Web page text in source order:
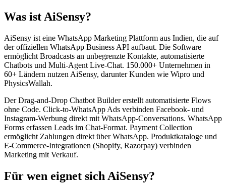
Was ist AiSensy?
AiSensy ist eine WhatsApp Marketing Plattform aus Indien, die auf
der offiziellen WhatsApp Business API aufbaut. Die Software
ermöglicht Broadcasts an unbegrenzte Kontakte, automatisierte
Chatbots und Multi-Agent Live-Chat. 150.000+ Unternehmen in
60+ Ländern nutzen AiSensy, darunter Kunden wie Wipro und
PhysicsWallah.
Der Drag-and-Drop Chatbot Builder erstellt automatisierte Flows
ohne Code. Click-to-WhatsApp Ads verbinden Facebook- und
Instagram-Werbung direkt mit WhatsApp-Conversations. WhatsApp
Forms erfassen Leads im Chat-Format. Payment Collection
ermöglicht Zahlungen direkt über WhatsApp. Produktkataloge und
E-Commerce-Integrationen (Shopify, Razorpay) verbinden
Marketing mit Verkauf.
Für wen eignet sich AiSensy?